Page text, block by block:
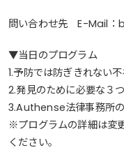
問い合わせ先 E-Mail
▼当日のプログラム
1.予防では防ぎきれない
2.発見のために必要な３
3.Authense法律事務所
※プログラムの詳細は変
ください。